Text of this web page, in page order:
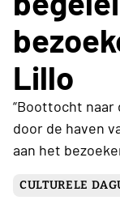
Lillo
“Boottocht
door de haven
aan het
CULTURELE